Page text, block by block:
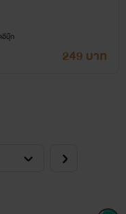
อีบุ๊ก
249 บาท